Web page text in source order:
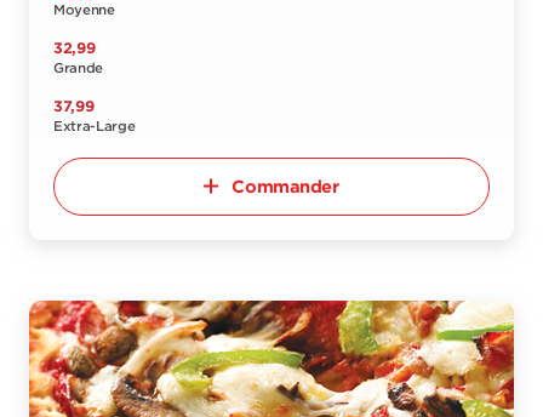
Moyenne
32,99
Grande
37,99
Extra-Large
Commander